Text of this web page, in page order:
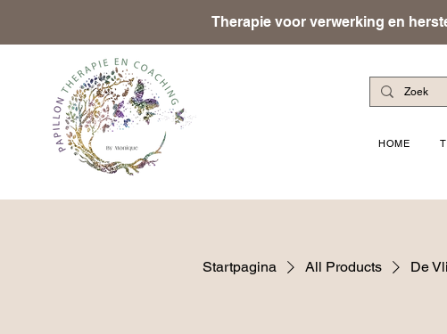
Therapie voor verwerking en
HOME
Startpagina All Products De